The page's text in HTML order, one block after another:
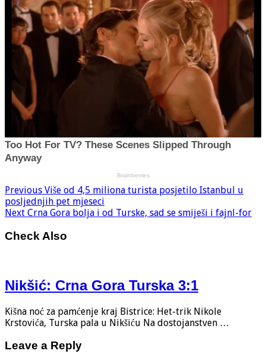
Previous Više od 4,5 miliona turista posjetilo Istanbul u
posljednjih pet mjeseci
Next Crna Gora bolja i od Turske, sad se smiješi i fajnl-for
Check Also
Nikšić: Crna Gora Turska 3:1
Kišna noć za pamćenje kraj Bistrice: Het-trik Nikole
Krstovića, Turska pala u Nikšiću Na dostojanstven …
Leave a Reply